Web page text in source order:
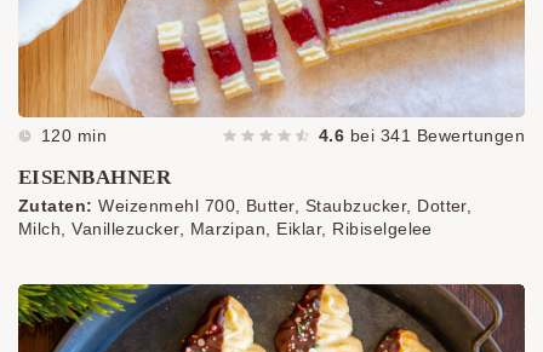
120 min 4.6 bei 341 Bewertungen
EISENBAHNER
Zutaten: Weizenmehl 700, Butter, Staubzucker, Dotter,
Milch, Vanillezucker, Marzipan, Eiklar, Ribiselgelee